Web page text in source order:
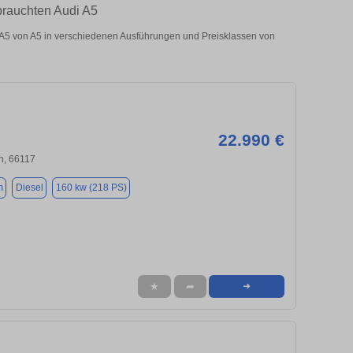
Audi A5
von A5 in verschiedenen Ausführungen und Preisklassen von
22.990 €
66117
Diesel 160 kw (218 PS)
★ ➦ ➜